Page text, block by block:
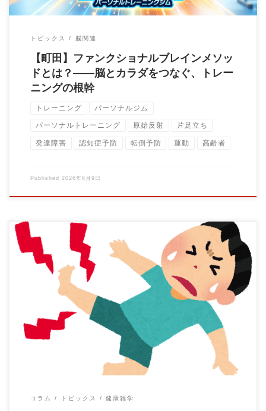
トピックス 脳関連
【町田】ファンクショナルブレインメソッ
ドとは？——脳とカラダをつなぐ、トレー
ニングの根幹
トレーニング パーソナルジム
パーソナルトレーニング 原始反射 片足立ち
発達障害 認知症予防 転倒予防 運動 高齢者
Published 2026年6月9日
パーソナルトレー二ングジムBrainの大石です！ 今年の夏は本当
に暑かったですね。 今 […]
コラム トピックス 健康雑学